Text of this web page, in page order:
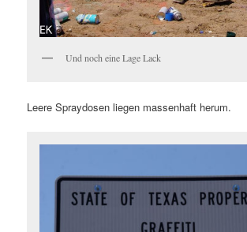
Und noch eine Lage Lack
Leere Spraydosen liegen massenhaft herum.